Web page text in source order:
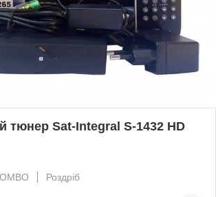
тюнер Sat-Integral S-1432 HD
Роздріб